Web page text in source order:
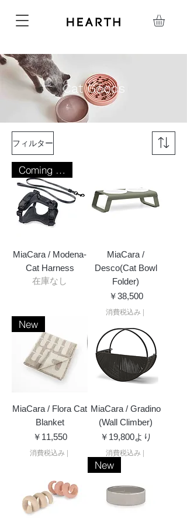
Cat Goods
フィルター
Coming soon
MiaCara / Modena-
Cat Harness
在庫なし
MiaCara /
Desco(Cat Bowl
Folder)
価格
￥38,500
消費税込み |
New
MiaCara / Flora Cat
Blanket
価格
￥11,550
消費税込み |
MiaCara / Gradino
(Wall Climber)
￥19,800より
セール価格
消費税込み |
New